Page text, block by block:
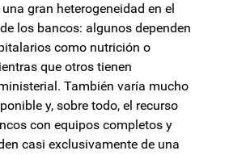
gran heterogeneidad en el
los bancos: algunos dependen
como nutrición o
que otros tienen
También varía mucho
y, sobre todo, el recurso
con equipos completos y
casi exclusivamente de una